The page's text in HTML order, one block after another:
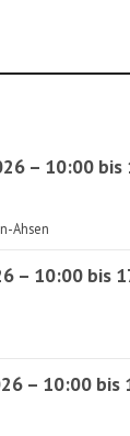
– 10:00 bis
Ahsen
– 10:00 bis
– 10:00 bis